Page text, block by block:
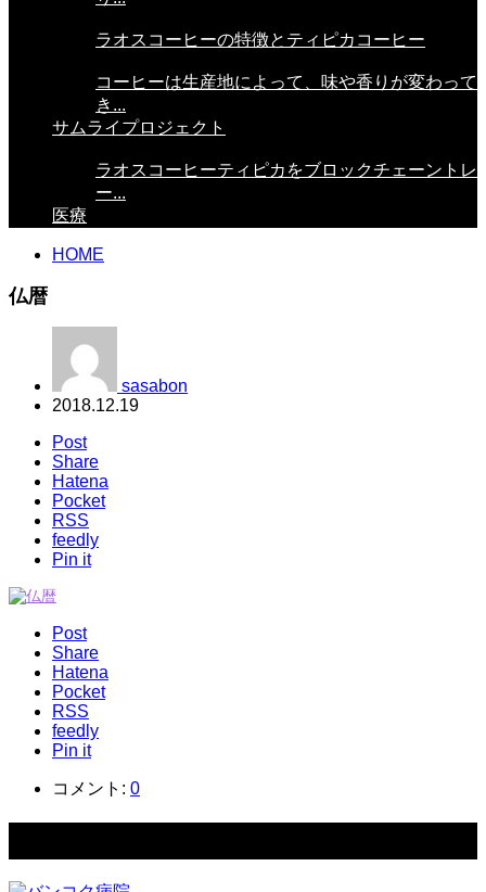
ラオスコーヒーの特徴とティピカコーヒー
コーヒーは生産地によって、味や香りが変わって
き...
サムライプロジェクト
ラオスコーヒーティピカをブロックチェーントレ
ー...
医療
HOME
仏暦
sasabon
2018.12.19
Post
Share
Hatena
Pocket
RSS
feedly
Pin it
Post
Share
Hatena
Pocket
RSS
feedly
Pin it
コメント: 0